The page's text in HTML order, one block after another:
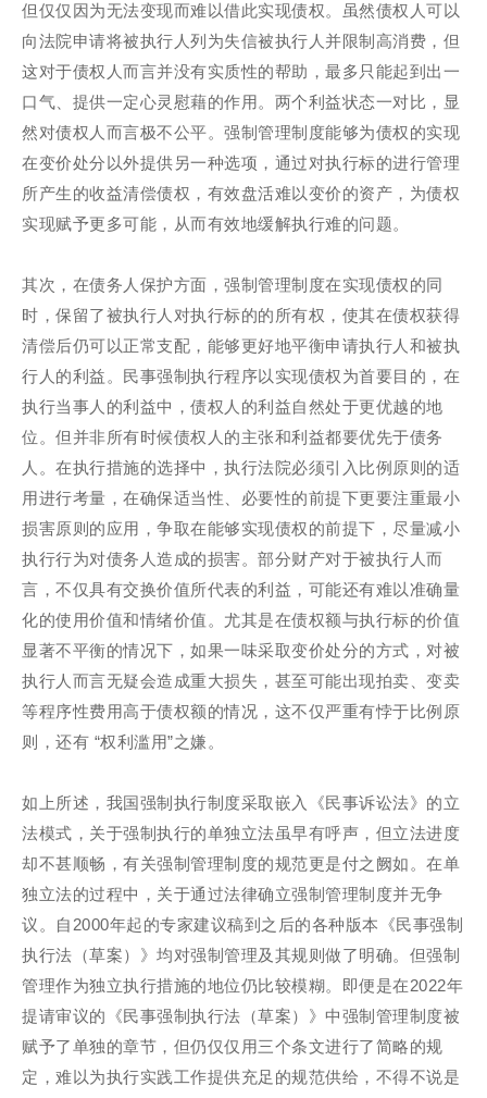
但仅仅因为无法变现而难以借此实现债权。虽然债权人可以
向法院申请将被执行人列为失信被执行人并限制高消费，但
这对于债权人而言并没有实质性的帮助，最多只能起到出一
口气、提供一定心灵慰藉的作用。两个利益状态一对比，显
然对债权人而言极不公平。强制管理制度能够为债权的实现
在变价处分以外提供另一种选项，通过对执行标的进行管理
所产生的收益清偿债权，有效盘活难以变价的资产，为债权
实现赋予更多可能，从而有效地缓解执行难的问题。
其次，在债务人保护方面，强制管理制度在实现债权的同
时，保留了被执行人对执行标的的所有权，使其在债权获得
清偿后仍可以正常支配，能够更好地平衡申请执行人和被执
行人的利益。民事强制执行程序以实现债权为首要目的，在
执行当事人的利益中，债权人的利益自然处于更优越的地
位。但并非所有时候债权人的主张和利益都要优先于债务
人。在执行措施的选择中，执行法院必须引入比例原则的适
用进行考量，在确保适当性、必要性的前提下更要注重最小
损害原则的应用，争取在能够实现债权的前提下，尽量减小
执行行为对债务人造成的损害。部分财产对于被执行人而
言，不仅具有交换价值所代表的利益，可能还有难以准确量
化的使用价值和情绪价值。尤其是在债权额与执行标的价值
显著不平衡的情况下，如果一味采取变价处分的方式，对被
执行人而言无疑会造成重大损失，甚至可能出现拍卖、变卖
等程序性费用高于债权额的情况，这不仅严重有悖于比例原
则，还有 “权利滥用”之嫌。
如上所述，我国强制执行制度采取嵌入《民事诉讼法》的立
法模式，关于强制执行的单独立法虽早有呼声，但立法进度
却不甚顺畅，有关强制管理制度的规范更是付之阙如。在单
独立法的过程中，关于通过法律确立强制管理制度并无争
议。自2000年起的专家建议稿到之后的各种版本《民事强制
执行法（草案）》均对强制管理及其规则做了明确。但强制
管理作为独立执行措施的地位仍比较模糊。即便是在2022年
提请审议的《民事强制执行法（草案）》中强制管理制度被
赋予了单独的章节，但仍仅仅用三个条文进行了简略的规
定，难以为执行实践工作提供充足的规范供给，不得不说是